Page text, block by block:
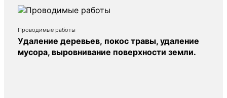
Проводимые работы
Удаление деревьев, покос травы, удаление
мусора, выровнивание поверхности земли.